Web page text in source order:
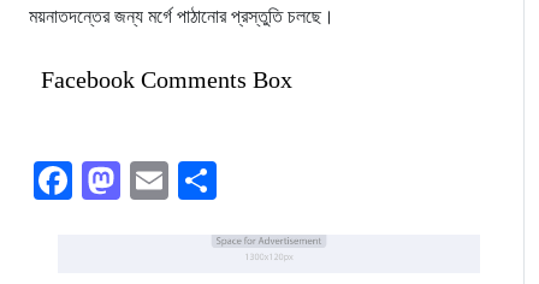
ময়নাতদন্তের জন্য মর্গে পাঠানোর প্রস্তুতি চলছে।
Facebook Comments Box
Facebook
Mastodon
Email